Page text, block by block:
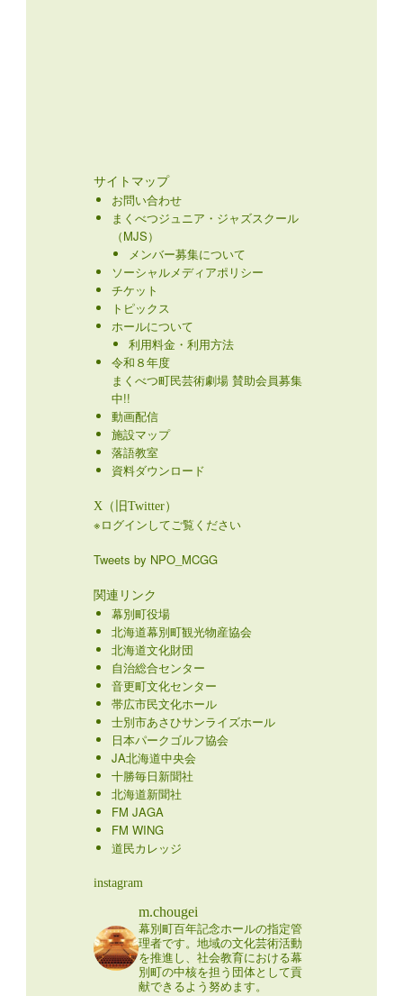
サイトマップ
お問い合わせ
まくべつジュニア・ジャズスクール
（MJS）
メンバー募集について
ソーシャルメディアポリシー
チケット
トピックス
ホールについて
利用料金・利用方法
令和８年度
まくべつ町民芸術劇場 賛助会員募集
中!!
動画配信
施設マップ
落語教室
資料ダウンロード
X（旧Twitter）
※ログインしてご覧ください
Tweets by NPO_MCGG
関連リンク
幕別町役場
北海道幕別町観光物産協会
北海道文化財団
自治総合センター
音更町文化センター
帯広市民文化ホール
士別市あさひサンライズホール
日本パークゴルフ協会
JA北海道中央会
十勝毎日新聞社
北海道新聞社
FM JAGA
FM WING
道民カレッジ
instagram
m.chougei
幕別町百年記念ホールの指定管
理者です。地域の文化芸術活動
を推進し、社会教育における幕
別町の中核を担う団体として貢
献できるよう努めます。